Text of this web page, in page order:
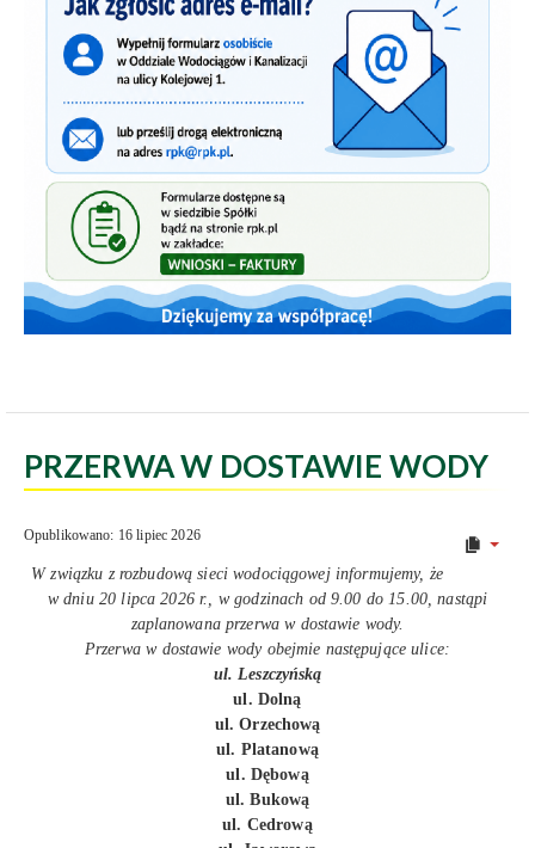
PRZERWA W DOSTAWIE WODY
Opublikowano: 16 lipiec 2026
W związku z rozbudową sieci wodociągowej informujemy, że
w dniu 20 lipca 2026 r., w godzinach od 9.00 do 15.00, nastąpi
zaplanowana przerwa w dostawie wody.
Przerwa w dostawie wody obejmie następujące ulice:
ul. Leszczyńską
ul. Dolną
ul. Orzechową
ul. Platanową
ul. Dębową
ul. Bukową
ul. Cedrową